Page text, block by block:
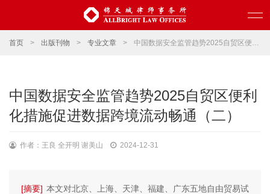
首页 > 出版刊物 > 专业文章 > 中国数据安全监管趋势2025自贸区便利化措施促进数据跨境流动畅通（二）
中国数据安全监管趋势2025自贸区便利
化措施促进数据跨境流动畅通（二）
作者：王良 全开明 谢美山 2024-12-31
[摘要] 本文对北京、上海、天津、福建、广东五地自由贸易试